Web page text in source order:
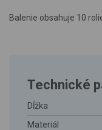
Balenie obsahuje 10
Technické
Dĺžka
Materiál